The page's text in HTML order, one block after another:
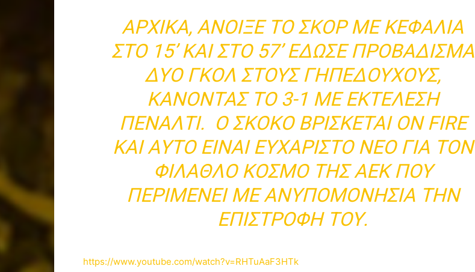
ΑΡΧΙΚΆ, ΆΝΟΙΞΕ ΤΟ ΣΚΟΡ ΜΕ ΚΕΦΑΛΙΆ
ΣΤΟ 15’ ΚΑΙ ΣΤΟ 57’ ΈΔΩΣΕ ΠΡΟΒΆΔΙΣΜΑ
ΔΎΟ ΓΚΟΛ ΣΤΟΥΣ ΓΗΠΕΔΟΎΧΟΥΣ,
ΚΆΝΟΝΤΑΣ ΤΟ 3-1 ΜΕ ΕΚΤΈΛΕΣΗ
ΠΈΝΑΛΤΙ. Ο ΣΚΌΚΟ ΒΡΊΣΚΕΤΑΙ ON FIRE
ΚΑΙ ΑΥΤΌ ΕΊΝΑΙ ΕΥΧΆΡΙΣΤΟ ΝΈΟ ΓΙΑ ΤΟΝ
ΦΊΛΑΘΛΟ ΚΌΣΜΟ ΤΗΣ ΑΕΚ ΠΟΥ
ΠΕΡΙΜΈΝΕΙ ΜΕ ΑΝΥΠΟΜΟΝΗΣΊΑ ΤΗΝ
ΕΠΙΣΤΡΟΦΉ ΤΟΥ.
https://www.youtube.com/watch?v=RHTuAaF3HTk